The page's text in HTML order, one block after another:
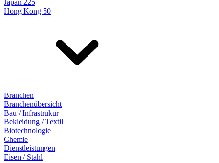
Japan 225
Hong Kong 50
Branchen
Branchenübersicht
Bau / Infrastrukur
Bekleidung / Textil
Biotechnologie
Chemie
Dienstleistungen
Eisen / Stahl